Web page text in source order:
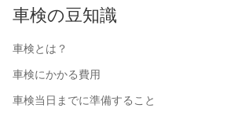
車検の豆知識
車検とは？
車検にかかる費用
車検当日までに準備すること